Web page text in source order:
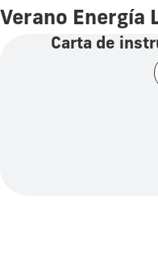
Verano Energía
Carta de